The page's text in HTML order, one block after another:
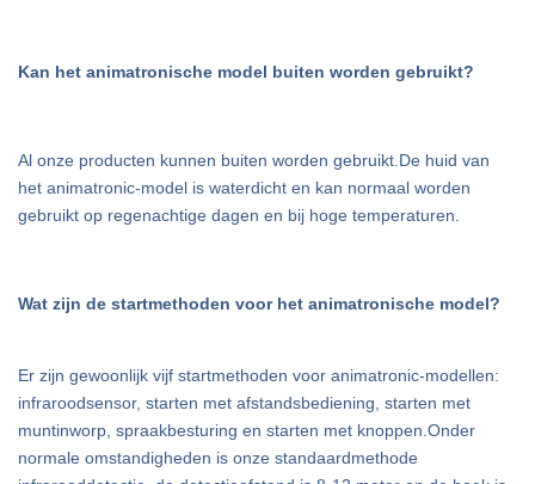
Kan het animatronische model buiten worden gebruikt?
Al onze producten kunnen buiten worden gebruikt.De huid van
het animatronic-model is waterdicht en kan normaal worden
gebruikt op regenachtige dagen en bij hoge temperaturen.
Wat zijn de startmethoden voor het animatronische model?
Er zijn gewoonlijk vijf startmethoden voor animatronic-modellen:
infraroodsensor, starten met afstandsbediening, starten met
muntinworp, spraakbesturing en starten met knoppen.Onder
normale omstandigheden is onze standaardmethode